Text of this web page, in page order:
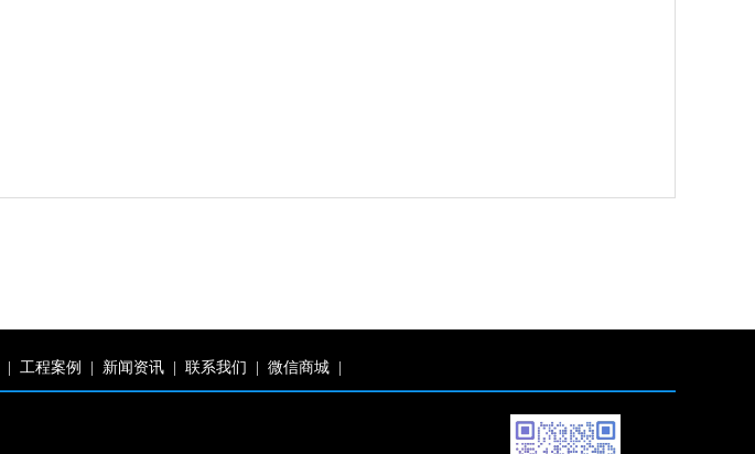
工程案例 新闻资讯 联系我们 微信商城